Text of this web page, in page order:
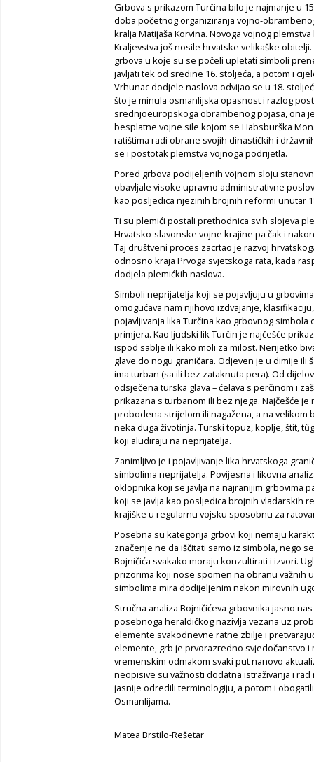
Grbova s prikazom Turčina bilo je najmanje u
doba početnog organiziranja vojno-
kralja Matijaša Korvina. Novoga vojnog
Kraljevstva još nosile hrvatske velikaške
grbova u koje su se počeli upletati simboli
javljati tek od sredine 16. stoljeća, a potom i
Vrhunac dodjele naslova odvijao se u 18.
što je minula osmanlijska opasnost i razlog
srednjoeuropskoga obrambenog pojasa, ona
besplatne vojne sile kojom se Habsburška
ratištima radi obrane svojih dinastičkih i
se i postotak plemstva vojnoga podrijetla.
Pored grbova podijeljenih vojnom sloju
obavljale visoke upravno administrativne
kao posljedica njezinih brojnih reformi unutar
Ti su plemići postali prethodnica svih slojeva
Hrvatsko-slavonske vojne krajine pa čak i
Taj društveni proces zacrtao je razvoj
odnosno kraja Prvoga svjetskoga rata, kada
dodjela plemićkih naslova.
Simboli neprijatelja koji se pojavljuju u
omogućava nam njihovo izdvajanje,
pojavljivanja lika Turčina kao grbovnog
primjera. Kao ljudski lik Turčin je najčešće
ispod sablje ili kako moli za milost. Nerijetko
glave do nogu graničara. Odjeven je u dimije ili
ima turban (sa ili bez zataknuta pera). Od
odsječena turska glava – ćelava s perčinom i
prikazana s turbanom ili bez njega. Najčešće
probodena strijelom ili nagažena, a na velikom
neka duga životinja. Turski topuz, koplje, štit,
koji aludiraju na neprijatelja.
Zanimljivo je i pojavljivanje lika hrvatskoga
simbolima neprijatelja. Povijesna i likovna
oklopnika koji se javlja na najranijim grbovima
koji se javlja kao posljedica brojnih vladarskih
krajiške u regularnu vojsku sposobnu za
Posebna su kategorija grbovi koji nemaju
značenje ne da iščitati samo iz simbola, nego
Bojničića svakako moraju konzultirati i izvori.
prizorima koji nose spomen na obranu važnih
simbolima mira dodijeljenim nakon mirovnih
Stručna analiza Bojničićeva grbovnika jasno
posebnoga heraldičkog nazivlja vezana uz
elemente svakodnevne ratne zbilje i
elemente, grb je prvorazredno svjedočanstvo
vremenskim odmakom svaki put nanovo
neopisive su važnosti dodatna istraživanja i
jasnije odredili terminologiju, a potom i
Osmanlijama.
Matea Brstilo-Rešetar